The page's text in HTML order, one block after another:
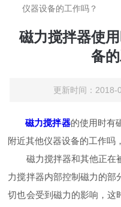
仪器设备的工作吗？
磁力搅拌器使
备
更新时间：
磁力搅拌器的使用时有
附近其他仪器设备的工作吗
磁力搅拌器和其他正在
力搅拌器内部控制磁力的部
切也会受到磁力的影响，这